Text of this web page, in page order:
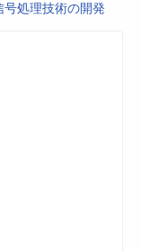
処理技術の開発